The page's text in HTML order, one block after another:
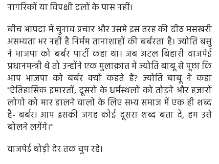
नागरिकों या विपक्षी दलों के पास नहीं।
बीच आपदा में चुनाव प्रचार और उसमे इस तरह की ढीठ मसखरी
असभ्यता भर नहीं है निर्मम तानाशाहों की बर्बरता है। ज्योति बसु
ने भाजपा को बर्बर पार्टी कहा था। जब अटल बिहारी वाजपेई
प्रधानमन्त्री थे तो उन्होंने एक मुलाक़ात में ज्योति बाबू से पूछा कि
आप भाजपा को बर्बर क्यों कहते हैं? ज्योति बाबू ने कहा
"ऐतिहासिक इमारतों, दूसरों के धर्मस्थलों को तोड़ने और हजारों
लोगो को मार डालने वालो के लिए सभ्य समाज में एक ही शब्द
है- बर्बर। आप इसकी जगह कोई दूसरा शब्द बता दें, हम उसे
बोलने लगेंगे।"
वाजपेई थोड़ी देर तक चुप रहे।